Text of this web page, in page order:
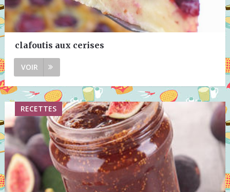
clafoutis aux cerises
VOIR
RECETTES